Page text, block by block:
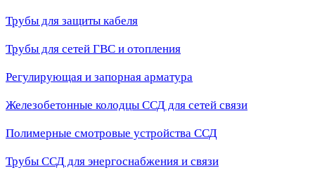
Трубы для защиты кабеля
Трубы для сетей ГВС и отопления
Регулирующая и запорная арматура
Железобетонные колодцы ССД для сетей связи
Полимерные смотровые устройства ССД
Трубы ССД для энергоснабжения и связи